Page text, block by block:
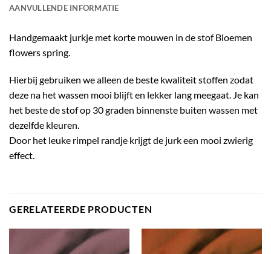
AANVULLENDE INFORMATIE
Handgemaakt jurkje met korte mouwen in de stof Bloemen
flowers spring.
Hierbij gebruiken we alleen de beste kwaliteit stoffen zodat
deze na het wassen mooi blijft en lekker lang meegaat. Je kan
het beste de stof op 30 graden binnenste buiten wassen met
dezelfde kleuren.
Door het leuke rimpel randje krijgt de jurk een mooi zwierig
effect.
GERELATEERDE PRODUCTEN